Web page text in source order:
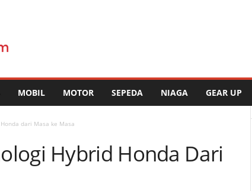
MOBIL MOTOR SEPEDA NIAGA GEAR UP
dari Masa ke Masa
Hybrid Honda Dari